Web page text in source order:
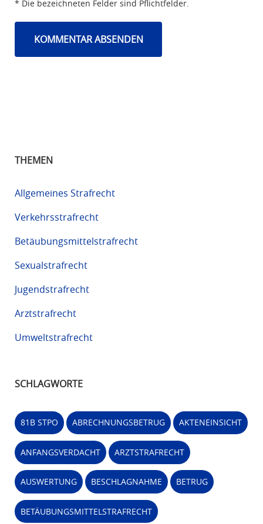
* Die bezeichneten Felder sind Pflichtfelder.
THEMEN
Allgemeines Strafrecht
Verkehrsstrafrecht
Betäubungsmittelstrafrecht
Sexualstrafrecht
Jugendstrafrecht
Arztstrafrecht
Umweltstrafrecht
SCHLAGWORTE
81B STPO ABRECHNUNGSBETRUG AKTENEINSICHT
ANFANGSVERDACHT ARZTSTRAFRECHT
AUSWERTUNG BESCHLAGNAHME BETRUG
BETÄUBUNGSMITTELSTRAFRECHT